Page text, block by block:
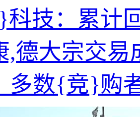
技：累计
,德大宗交易
多数{竞}购